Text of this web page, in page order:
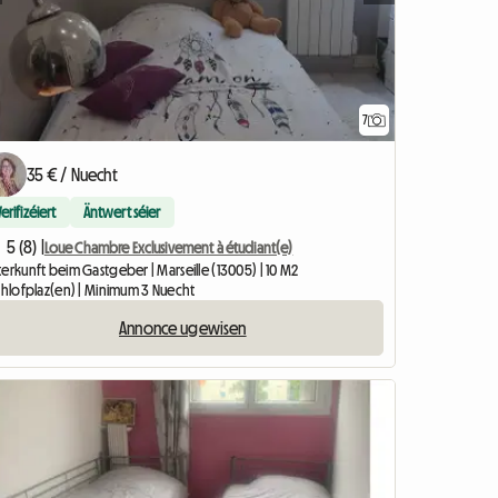
7
35 € / Nuecht
Äntwert séier
5 (8) |
Loue Chambre Exclusivement à étudiant(e)
beim Gastgeber | Marseille (13005) | 10 M2
| Minimum 3 Nuecht
Annonce ugewisen